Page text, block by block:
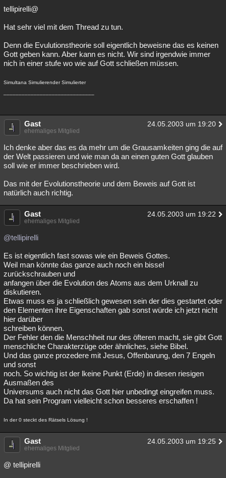
tellipirelli@
Hat sehr viel mit dem Thread zu tun.
Denn die Evulutionstheorie soll eigentlich beweisne das es keinen
Gott geben kann. Aber kann es nicht. Wir sind irgendwie immer
nich in einer stufe wo wie auf Gott schließen müssen.
Simultana Simulierender Simulierter
Gast 24.05.2003 um 19:20
ehemaliges Mitglied
Ich denke aber das es da mehr um die Grausamkeiten ging die auf
der Welt passieren und wie man da an einen guten Gott glauben
soll wie er immer beschrieben wird.
Das mit der Evolutionstheorie und dem Beweis auf Gott ist
natürlich auch richtig.
Gast 24.05.2003 um 19:22
ehemaliges Mitglied
@tellipirelli
Es ist eigentlich fast sowas wie ein Beweis Gottes.
Weil man könnte das ganze auch noch ein bissel
zurückschrauben und
anfangen über die Evolution des Atoms aus dem Urknall zu
diskutieren.
Etwas muss es ja schließlich gewesen sein der dies gestartet oder
den Elementen ihre Eigenschaften gab sonst würde ich jetzt nicht
hier darüber
schreiben können.
Der Fehler den die Menschheit nur des öfteren macht, sie gibt Gott
menschliche Charakterzüge oder ähnliches, siehe Bibel.
Und das ganze prozedere mit Jesus, Offenbarung, den 7 Engeln
und sonst
noch. So wichtig ist der lkeine Punkt (Erde) in diesen riesigen
Ausmaßen des
Universums auch nicht das Gott hier unbedingt eingreifen muss.
Da hat sein Program vielleicht schon besseres erschaffen !
In der 0 steckt des Rätsels Lösung !
Gast 24.05.2003 um 19:25
ehemaliges Mitglied
@ tellipirelli